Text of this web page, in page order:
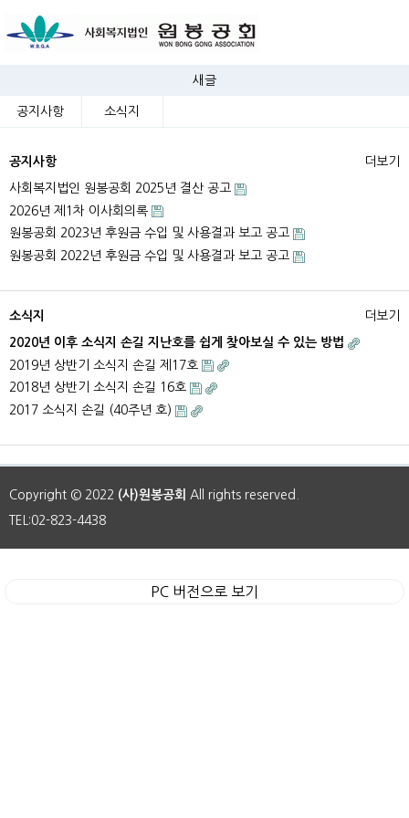
새글
공지사항 소식지
공지사항
사회복지법인 원봉공회 2025년 결산 공고
2026년 제1차 이사회의록
원봉공회 2023년 후원금 수입 및 사용결과 보고 공고
원봉공회 2022년 후원금 수입 및 사용결과 보고 공고
더보기
소식지
2020년 이후 소식지 손길 지난호를 쉽게 찾아보실 수 있는 방법
2019년 상반기 소식지 손길 제17호
2018년 상반기 소식지 손길 16호
2017 소식지 손길 (40주년 호)
더보기
Copyright © 2022 (사)원봉공회 All rights reserved.
TEL:02-823-4438
PC 버전으로 보기